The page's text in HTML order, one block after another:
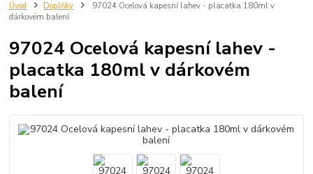
Úvod Doplňky
97024 Ocelová kapesní lahev - placatka 180ml v
dárkovém balení
97024 Ocelová kapesní lahev -
placatka 180ml v dárkovém
balení